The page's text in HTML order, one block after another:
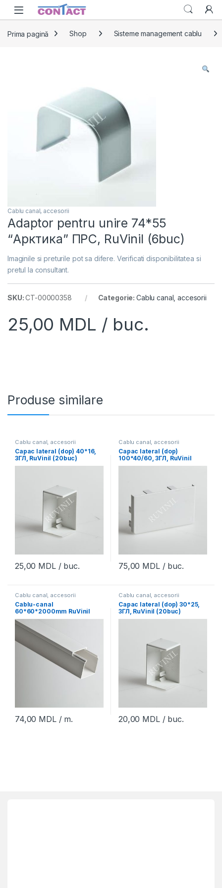
Skip to navigation
Skip to content
Prima pagină Shop Sisteme management cablu
Cablu canal, accesorii
Adaptor pentru unire 74*55
“Арктика” ПРС, RuVinil (6buc)
Imaginile si preturile pot sa difere. Verificati disponibilitatea si
pretul la consultant.
SKU:CT-00000358 Categorie: Cablu canal, accesorii
25,00 MDL / buc.
Produse similare
Cablu canal, accesorii
Capac lateral (dop) 40*16,
ЗГЛ, RuVinil (20buc)
25,00 MDL/ buc.
Cablu canal, accesorii
Capac lateral (dop)
100*40/60, ЗГЛ, RuVinil
(4buc)
75,00 MDL/ buc.
Cablu canal, accesorii
Cablu-canal
60*60*2000mm RuVinil
(32m)
74,00 MDL/ m.
Cablu canal, accesorii
Capac lateral (dop) 30*25,
ЗГЛ, RuVinil (20buc)
20,00 MDL/ buc.